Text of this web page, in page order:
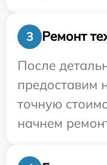
3
Ремонт
После
предоставим
точную
начнем